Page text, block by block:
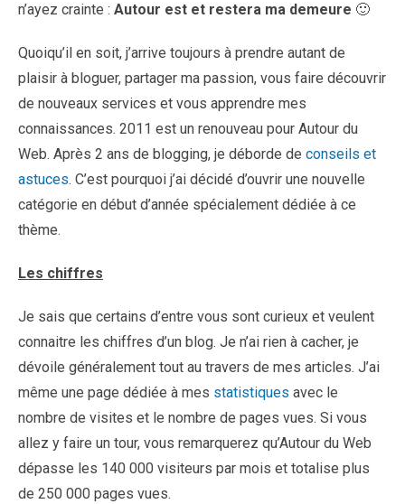
n’ayez crainte : Autour est et restera ma demeure 🙂
Quoiqu’il en soit, j’arrive toujours à prendre autant de
plaisir à bloguer, partager ma passion, vous faire découvrir
de nouveaux services et vous apprendre mes
connaissances. 2011 est un renouveau pour Autour du
Web. Après 2 ans de blogging, je déborde de conseils et
astuces. C’est pourquoi j’ai décidé d’ouvrir une nouvelle
catégorie en début d’année spécialement dédiée à ce
thème.
Les chiffres
Je sais que certains d’entre vous sont curieux et veulent
connaitre les chiffres d’un blog. Je n’ai rien à cacher, je
dévoile généralement tout au travers de mes articles. J’ai
même une page dédiée à mes statistiques avec le
nombre de visites et le nombre de pages vues. Si vous
allez y faire un tour, vous remarquerez qu’Autour du Web
dépasse les 140 000 visiteurs par mois et totalise plus
de 250 000 pages vues.